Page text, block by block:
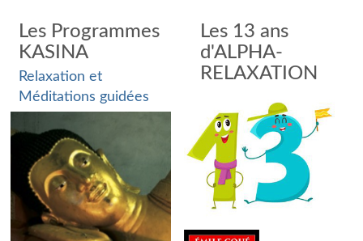
Les Programmes
KASINA
Relaxation et
Méditations guidées
Les 13 ans
d'ALPHA-
RELAXATION